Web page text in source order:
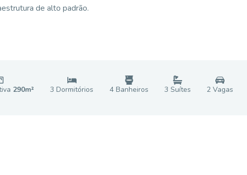
de alto padrão.
290m² 3 Dormitórios 4Banheiros 3 Suítes 2Vagas